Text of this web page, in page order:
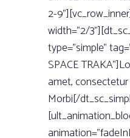
2-
width=”2/
type=”simple”
SPACE
amet,
Morbi[/